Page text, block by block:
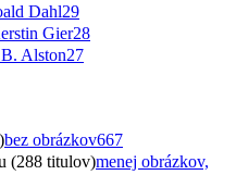
Dahl29
Gier28
Alston27
bez obrázkov667
(288 titulov)menej obrázkov,